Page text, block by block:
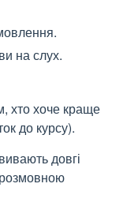
на слух.
хто хоче краще
до курсу).
довгі